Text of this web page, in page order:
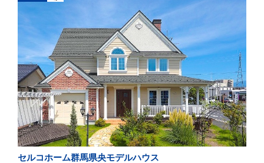
セルコホーム群馬県央モデルハウス